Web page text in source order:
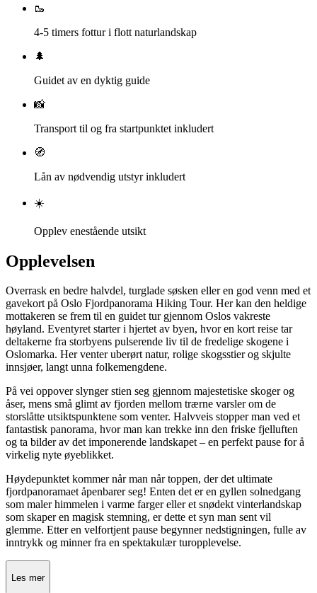
🥾
4-5 timers fottur i flott naturlandskap
🌲
Guidet av en dyktig guide
📸
Transport til og fra startpunktet inkludert
🧭
Lån av nødvendig utstyr inkludert
☀️
Opplev enestående utsikt
Opplevelsen
Overrask en bedre halvdel, turglade søsken eller en god venn med et
gavekort på Oslo Fjordpanorama Hiking Tour. Her kan den heldige
mottakeren se frem til en guidet tur gjennom Oslos vakreste
høyland. Eventyret starter i hjertet av byen, hvor en kort reise tar
deltakerne fra storbyens pulserende liv til de fredelige skogene i
Oslomarka. Her venter uberørt natur, rolige skogsstier og skjulte
innsjøer, langt unna folkemengdene.
På vei oppover slynger stien seg gjennom majestetiske skoger og
åser, mens små glimt av fjorden mellom trærne varsler om de
storslåtte utsiktspunktene som venter. Halvveis stopper man ved et
fantastisk panorama, hvor man kan trekke inn den friske fjelluften
og ta bilder av det imponerende landskapet – en perfekt pause for å
virkelig nyte øyeblikket.
Høydepunktet kommer når man når toppen, der det ultimate
fjordpanoramaet åpenbarer seg! Enten det er en gyllen solnedgang
som maler himmelen i varme farger eller et snødekt vinterlandskap
som skaper en magisk stemning, er dette et syn man sent vil
glemme. Etter en velfortjent pause begynner nedstigningen, fulle av
inntrykk og minner fra en spektakulær turopplevelse.
Les mer